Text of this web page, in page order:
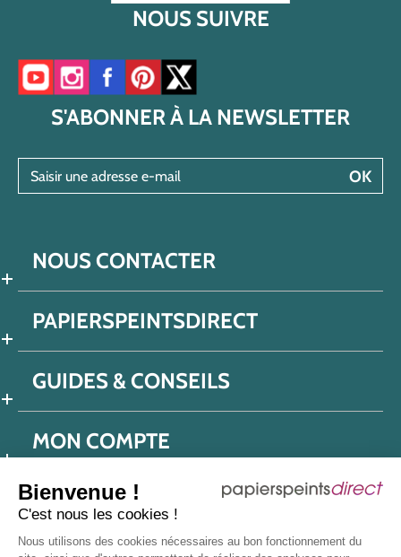
Bienvenue !
C'est nous les cookies !
Nous utilisons des cookies nécessaires au bon fonctionnement du
NOUS SUIVRE
Accéder à notre chaîne YouTube
Accéder à notre compte Instagram
Accéder à notre page Facebook
Accéder à notre compte Pinterest
Accéder à notre compte Twitter/X
S'ABONNER À LA NEWSLETTER
OK
NOUS CONTACTER
PAPIERSPEINTSDIRECT
GUIDES & CONSEILS
MON COMPTE